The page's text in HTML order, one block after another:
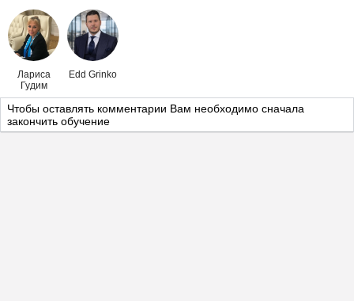
Лариса
Гудим
Edd Grinko
Чтобы оставлять комментарии Вам необходимо сначала
закончить обучение